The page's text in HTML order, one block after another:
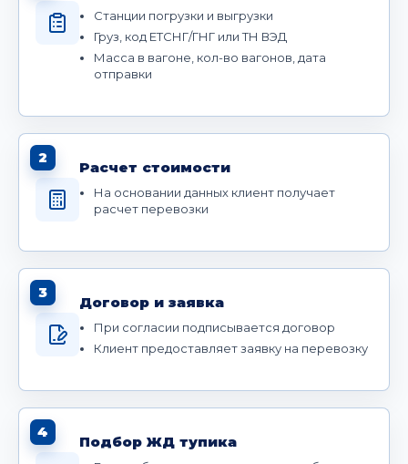
Станции погрузки и выгрузки
Груз, код ЕТСНГ/ГНГ или ТН ВЭД
Масса в вагоне, кол-во вагонов, дата
отправки
2
Расчет стоимости
На основании данных клиент получает
расчет перевозки
3
Договор и заявка
При согласии подписывается договор
Клиент предоставляет заявку на перевозку
4
Подбор ЖД тупика